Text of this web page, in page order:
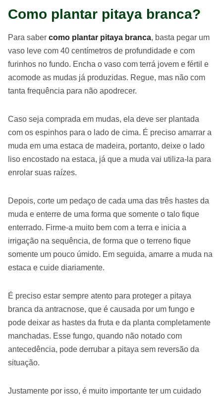
Como plantar pitaya branca?
Para saber como plantar pitaya branca, basta pegar um
vaso leve com 40 centímetros de profundidade e com
furinhos no fundo. Encha o vaso com terrá jovem e fértil e
acomode as mudas já produzidas. Regue, mas não com
tanta frequência para não apodrecer.
Caso seja comprada em mudas, ela deve ser plantada
com os espinhos para o lado de cima. É preciso amarrar a
muda em uma estaca de madeira, portanto, deixe o lado
liso encostado na estaca, já que a muda vai utiliza-la para
enrolar suas raízes.
Depois, corte um pedaço de cada uma das três hastes da
muda e enterre de uma forma que somente o talo fique
enterrado. Firme-a muito bem com a terra e inicia a
irrigação na sequência, de forma que o terreno fique
somente um pouco úmido. Em seguida, amarre a muda na
estaca e cuide diariamente.
É preciso estar sempre atento para proteger a pitaya
branca da antracnose, que é causada por um fungo e
pode deixar as hastes da fruta e da planta completamente
manchadas. Esse fungo, quando não notado com
antecedência, pode derrubar a pitaya sem reversão da
situação.
Justamente por isso, é muito importante ter um cuidado